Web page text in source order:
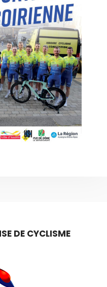
DE CYCLISME